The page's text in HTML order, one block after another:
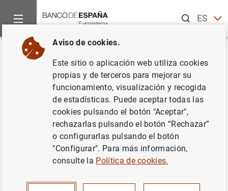
ESEN
Inicio Noticias y eventos
Volver
Balanza de Pagos en
septiembre de 2004
SITUACIÓN ECONÓMICA
Aviso de cookies.
Este sitio o aplicación web utiliza cookies
propias y de terceros para mejorar su
funcionamiento, visualización y recogida
de estadísticas. Puede aceptar todas las
cookies pulsando el botón "Aceptar",
rechazarlas pulsando el botón “Rechazar”
o configurarlas pulsando el botón
"Configurar". Para más información,
consulte la Política de cookies.